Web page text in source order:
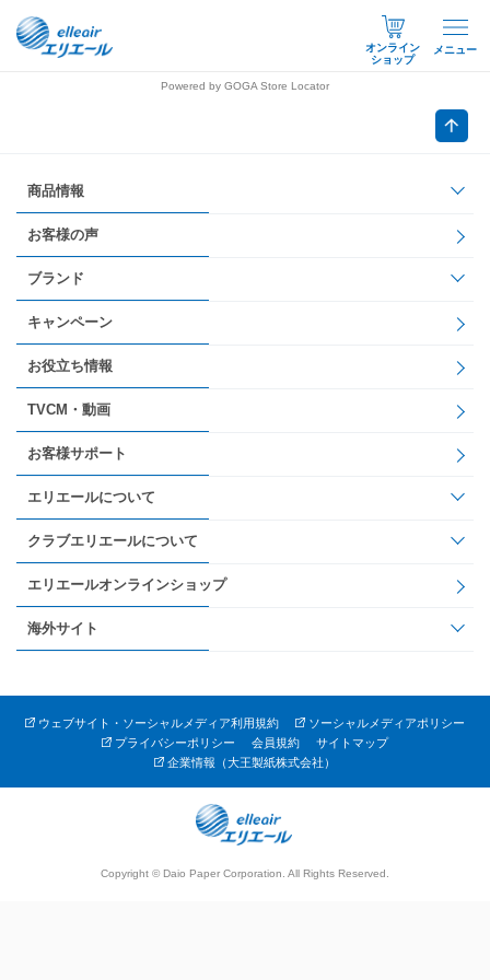
オンライン
ショップ
メニュー
Powered by GOGA Store Locator
商品情報
お客様の声
ブランド
キャンペーン
お役立ち情報
TVCM・動画
お客様サポート
エリエールについて
クラブエリエールについて
エリエールオンラインショップ
海外サイト
ウェブサイト・ソーシャルメディア利用規約
ソーシャルメディアポリシー
プライバシーポリシー
会員規約
サイトマップ
企業情報（大王製紙株式会社）
Copyright © Daio Paper Corporation. All Rights Reserved.